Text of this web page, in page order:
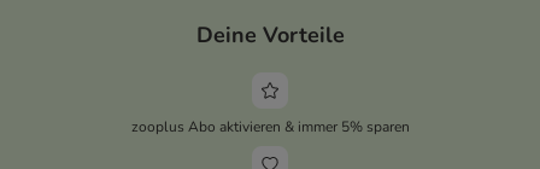
Deine Vorteile
zooplus Abo aktivieren & immer 5% sparen